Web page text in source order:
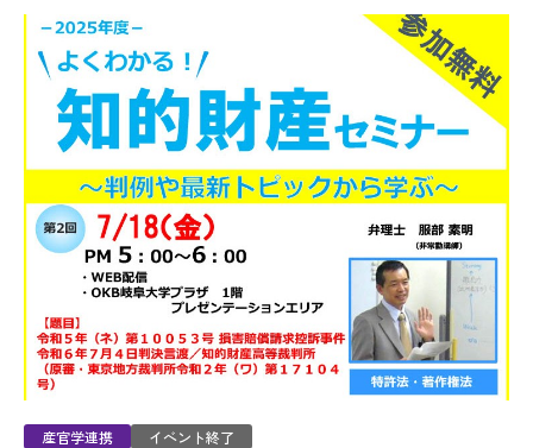
産官学連携 イベント終了